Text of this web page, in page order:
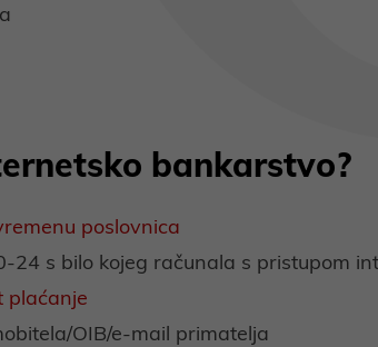
bankarstvo?
poslovnica
s bilo kojeg računala s pristupom
plaćanje
OIB/e-mail primatelja